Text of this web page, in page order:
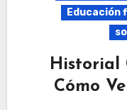
Educación
Historial
Cómo